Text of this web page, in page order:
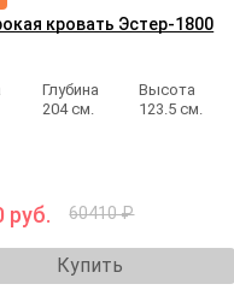
кровать Эстер-1800
Глубина
204 см.
Высота
123.5 см.
руб. 60410 ₽
Купить